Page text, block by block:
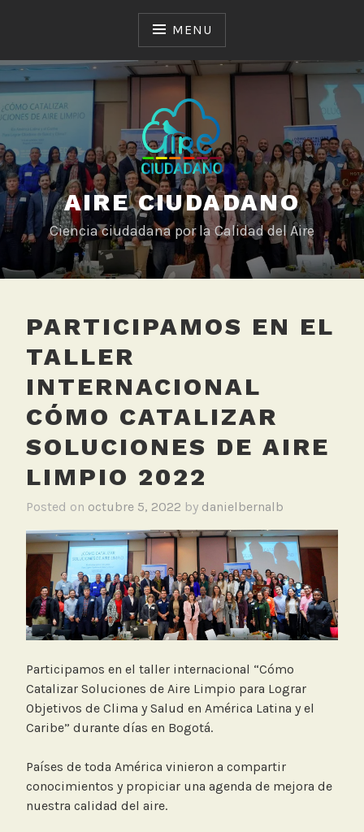
MENU
AIRE CIUDADANO
Ciencia ciudadana por la Calidad del Aire
PARTICIPAMOS EN EL
TALLER
INTERNACIONAL
CÓMO CATALIZAR
SOLUCIONES DE AIRE
LIMPIO 2022
Posted on octubre 5, 2022 by danielbernalb
Participamos en el taller internacional “Cómo
Catalizar Soluciones de Aire Limpio para Lograr
Objetivos de Clima y Salud en América Latina y el
Caribe” durante días en Bogotá.
Países de toda América vinieron a compartir
conocimientos y propiciar una agenda de mejora de
nuestra calidad del aire.